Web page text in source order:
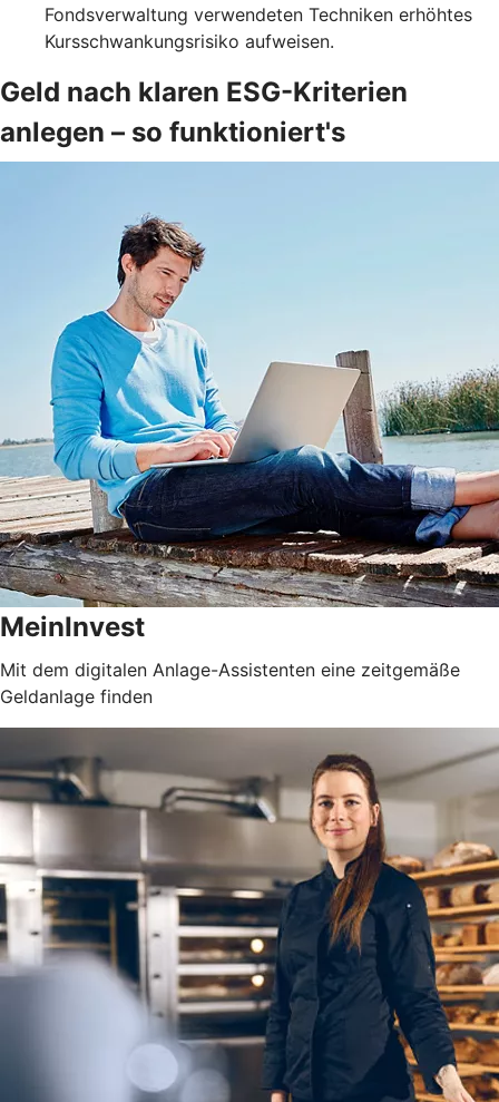
Fondsverwaltung verwendeten Techniken erhöhtes
Kursschwankungsrisiko aufweisen.
Geld nach klaren ESG-Kriterien
anlegen – so funktioniert's
MeinInvest
Mit dem digitalen Anlage-Assistenten eine zeitgemäße
Geldanlage finden